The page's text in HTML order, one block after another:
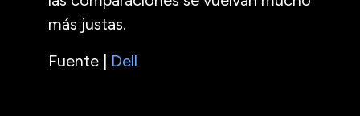
más justas.
Fuente | Dell